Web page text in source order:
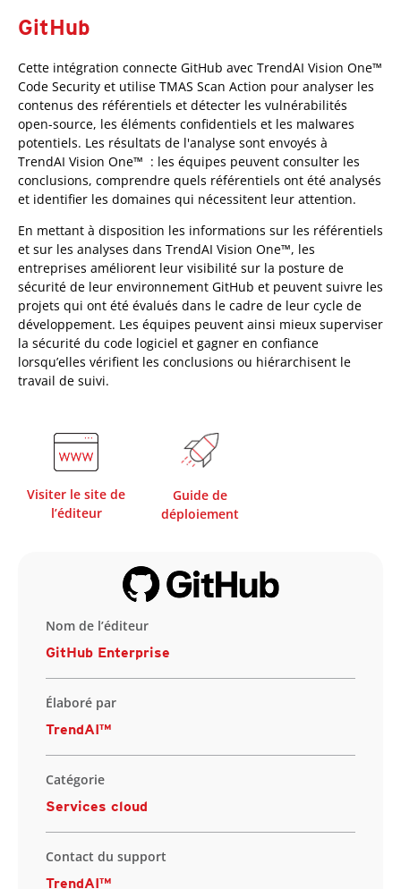
GitHub
Cette intégration connecte GitHub avec TrendAI Vision One™
Code Security et utilise TMAS Scan Action pour analyser les
contenus des référentiels et détecter les vulnérabilités
open-source, les éléments confidentiels et les malwares
potentiels. Les résultats de l'analyse sont envoyés à
TrendAI Vision One™ : les équipes peuvent consulter les
conclusions, comprendre quels référentiels ont été analysés
et identifier les domaines qui nécessitent leur attention.
En mettant à disposition les informations sur les référentiels
et sur les analyses dans TrendAI Vision One™, les
entreprises améliorent leur visibilité sur la posture de
sécurité de leur environnement GitHub et peuvent suivre les
projets qui ont été évalués dans le cadre de leur cycle de
développement. Les équipes peuvent ainsi mieux superviser
la sécurité du code logiciel et gagner en confiance
lorsqu’elles vérifient les conclusions ou hiérarchisent le
travail de suivi.
Visiter le site de
l’éditeur
Guide de
déploiement
Nom de l’éditeur
GitHub Enterprise
Élaboré par
TrendAI™
Catégorie
Services cloud
Contact du support
TrendAI™